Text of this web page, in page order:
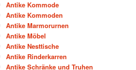
Antike Kommode
Antike Kommoden
Antike Marmorurnen
Antike Möbel
Antike Nesttische
Antike Rinderkarren
Antike Schränke und Truhen